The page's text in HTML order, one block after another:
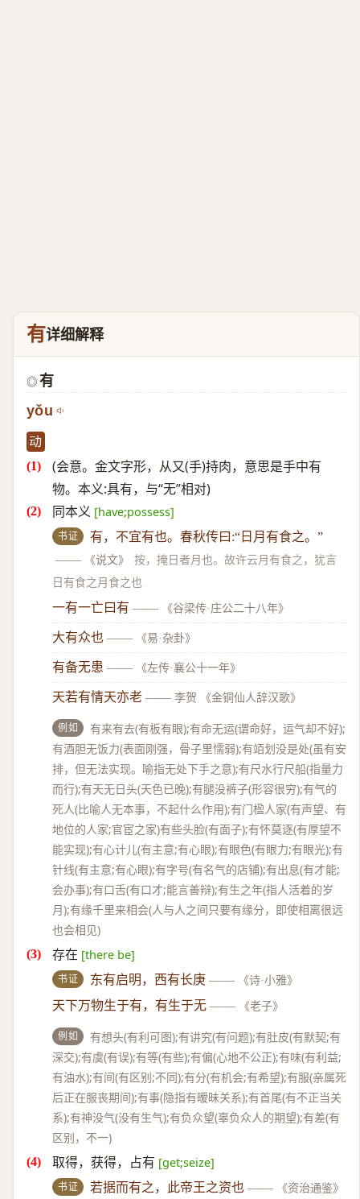
有详细解释
◎ 有
yǒu
动
(会意。金文字形，从又(手)持肉，意思是手中有
物。本义:具有，与“无”相对)
同本义 [have;possess]
书证
有，不宜有也。春秋传曰:“日月有食之。”
——
《说文》
按，掩日者月也。故许云月有食之，犹言
日有食之月食之也
一有一亡曰有 —— 《谷梁传·庄公二十八年》
大有众也 —— 《易·杂卦》
有备无患 —— 《左传·襄公十一年》
天若有情天亦老 —— 李贺 《金铜仙人辞汉歌》
例如
有来有去(有板有眼);有命无运(谓命好，运气却不好);
有酒胆无饭力(表面刚强，骨子里懦弱);有竡划没是处(虽有安
排，但无法实现。喻指无处下手之意);有尺水行尺船(指量力
而行);有天无日头(天色已晚);有腿没裤子(形容很穷);有气的
死人(比喻人无本事，不起什么作用);有门楹人家(有声望、有
地位的人家;官宦之家)有些头脸(有面子);有怀莫逐(有厚望不
能实现);有心计儿(有主意;有心眼);有眼色(有眼力;有眼光);有
针线(有主意;有心眼);有字号(有名气的店铺);有出息(有才能;
会办事);有口舌(有口才;能言善辩);有生之年(指人活着的岁
月);有缘千里来相会(人与人之间只要有缘分，即使相离很远
也会相见)
存在 [there be]
书证 东有启明，西有长庚 —— 《诗·小雅》
天下万物生于有，有生于无 —— 《老子》
例如
有想头(有利可图);有讲究(有问题);有肚皮(有默契;有
深交);有虞(有误);有等(有些);有偏(心地不公正);有味(有利益;
有油水);有间(有区别;不同);有分(有机会;有希望);有服(亲属死
后正在服丧期间);有事(隐指有暧昧关系);有首尾(有不正当关
系);有神没气(没有生气);有负众望(辜负众人的期望);有差(有
区别，不一)
取得，获得，占有 [get;seize]
书证 若据而有之，此帝王之资也 —— 《资治通鉴》